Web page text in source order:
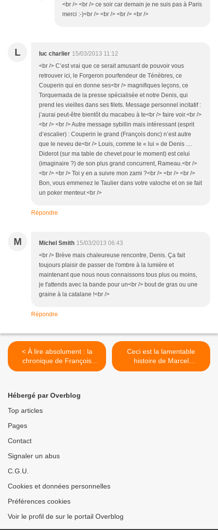
<br /> <br /> ce soir car demain je ne suis pas à Paris
merci :-)<br /> <br /> <br /> <br />
L luc charlier 15/03/2013 11:12
<br /> C’est vrai que ce serait amusant de pouvoir vous
retrouver ici, le Forgeron pourfendeur de Ténèbres, ce
Couperin qui en donne ses<br /> magnifiques leçons, ce
Torquemada de la presse spécialisée et notre Denis, qui
prend les vieilles dans ses filets. Message personnel incitatif :
j’aurai peut-être bientôt du macabeu à te<br /> faire voir.<br />
<br /> <br /> Autre message sybillin mais intéressant (esprit
d’escalier) : Couperin le grand (François donc) n’est autre
que le neveu de<br /> Louis, comme le « lui » de Denis ....
Diderot (sur ma table de chevet pour le moment) est celui
(imaginaire ?) de son plus grand concurrent, Rameau.<br />
<br /> <br /> Toi y en a suivre mon zami ?<br /> <br /> <br />
Bon, vous emmenez le Taulier dans votre valoche et on se fait
un poker menteur.<br />
Répondre
M Michel Smith 15/03/2013 06:43
<br /> Brève mais chaleureuse rencontre, Denis. Ça fait
toujours plaisir de passer de l'ombre à la lumière et
maintenant que nous nous connaissons tous plus ou moins,
je t'attends avec la bande pour un<br /> bout de gras ou une
graine à la catalane !<br />
Répondre
< À lire absolument : la
chronique de François
Simon «Cheval, le silence
Ceci est la lamentable
histoire de Marcel
Cœurdeveau boucher de
Hébergé par Overblog
Top articles
Pages
Contact
Signaler un abus
C.G.U.
Cookies et données personnelles
Préférences cookies
Voir le profil de sur le portail Overblog